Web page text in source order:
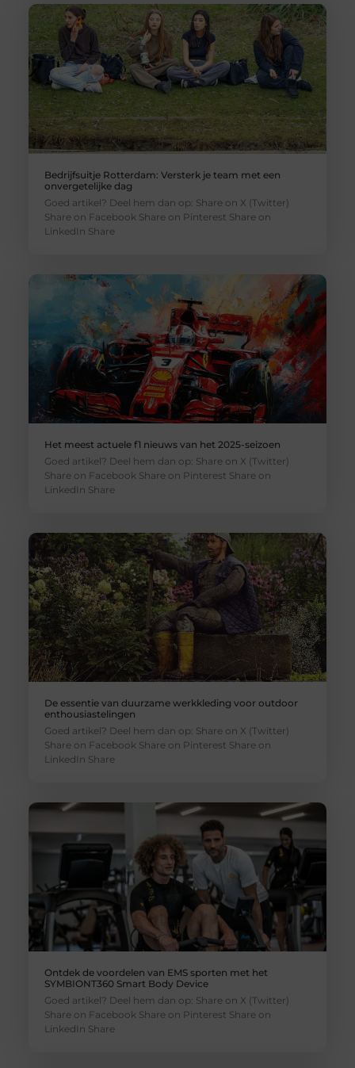
Bedrijfsuitje Rotterdam: Versterk je team met een
onvergetelijke dag
Goed artikel? Deel hem dan op: Share on X (Twitter)
Share on Facebook Share on Pinterest Share on
LinkedIn Share
Het meest actuele f1 nieuws van het 2025-seizoen
Goed artikel? Deel hem dan op: Share on X (Twitter)
Share on Facebook Share on Pinterest Share on
LinkedIn Share
De essentie van duurzame werkkleding voor outdoor
enthousiastelingen
Goed artikel? Deel hem dan op: Share on X (Twitter)
Share on Facebook Share on Pinterest Share on
LinkedIn Share
Ontdek de voordelen van EMS sporten met het
SYMBIONT360 Smart Body Device
Goed artikel? Deel hem dan op: Share on X (Twitter)
Share on Facebook Share on Pinterest Share on
LinkedIn Share